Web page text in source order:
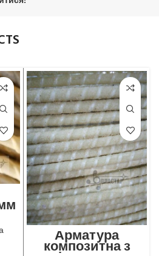
Арматура
композитна з